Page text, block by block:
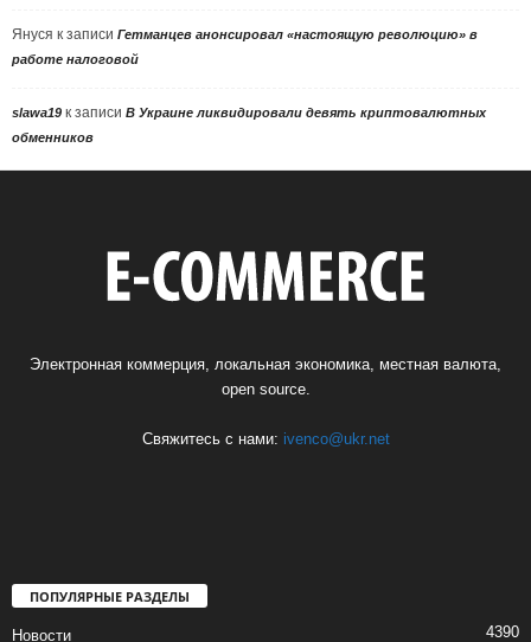
Януся к записи Гетманцев анонсировал «настоящую революцию» в
работе налоговой
slawa19 к записи В Украине ликвидировали девять криптовалютных
обменников
Электронная коммерция, локальная экономика, местная валюта,
open source.
Свяжитесь с нами: ivenco@ukr.net
ПОПУЛЯРНЫЕ РАЗДЕЛЫ
Новости 4390